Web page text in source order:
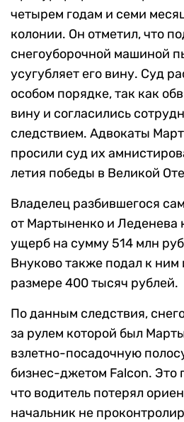
четырем годам и семи
колонии. Он отметил, что
снегоуборочной машиной
усугубляет его вину. Суд
особом порядке, так как
вину и согласились
следствием. Адвокаты
просили суд их
летия победы в Великой
Владелец разбившегося
от Мартыненко и Леденева
ущерб на сумму 514 млн
Внуково также подал к ним
размере 400 тысяч рублей.
По данным следствия,
за рулем которой был
взлетно-посадочную
бизнес-джетом Falcon. Это
что водитель потерял
начальник не